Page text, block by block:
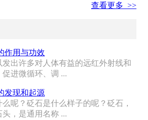
查看更多 >>
作用与功效
出许多对人体有益的远红外射线和
进微循环、调 ...
发现和起源
？砭石是什么样子的呢？砭石，
头，是通用名称 ...